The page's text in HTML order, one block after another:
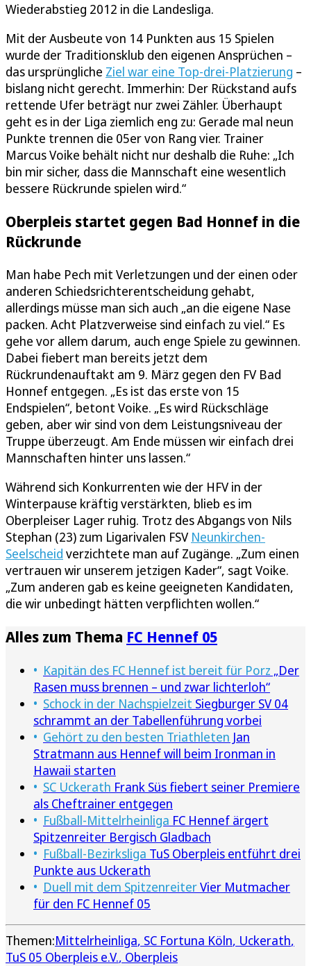
Wiederabstieg 2012 in die Landesliga.
Mit der Ausbeute von 14 Punkten aus 15 Spielen
wurde der Traditionsklub den eigenen Ansprüchen –
das ursprüngliche Ziel war eine Top-drei-Platzierung –
bislang nicht gerecht. Immerhin: Der Rückstand aufs
rettende Ufer beträgt nur zwei Zähler. Überhaupt
geht es in der Liga ziemlich eng zu: Gerade mal neun
Punkte trennen die 05er von Rang vier. Trainer
Marcus Voike behält nicht nur deshalb die Ruhe: „Ich
bin mir sicher, dass die Mannschaft eine wesentlich
bessere Rückrunde spielen wird.“
Oberpleis startet gegen Bad Honnef in die
Rückrunde
Man habe Pech mit Verletzungen und der einen oder
anderen Schiedsrichterentscheidung gehabt,
allerdings müsse man sich auch „an die eigene Nase
packen. Acht Platzverweise sind einfach zu viel.“ Es
gehe vor allem darum, auch enge Spiele zu gewinnen.
Dabei fiebert man bereits jetzt dem
Rückrundenauftakt am 9. März gegen den FV Bad
Honnef entgegen. „Es ist das erste von 15
Endspielen“, betont Voike. „Es wird Rückschläge
geben, aber wir sind von dem Leistungsniveau der
Truppe überzeugt. Am Ende müssen wir einfach drei
Mannschaften hinter uns lassen.“
Während sich Konkurrenten wie der HFV in der
Winterpause kräftig verstärkten, blieb es im
Oberpleiser Lager ruhig. Trotz des Abgangs von Nils
Stephan (23) zum Ligarivalen FSV Neunkirchen-
Seelscheid verzichtete man auf Zugänge. „Zum einen
vertrauen wir unserem jetzigen Kader“, sagt Voike.
„Zum anderen gab es keine geeigneten Kandidaten,
die wir unbedingt hätten verpflichten wollen.“
Alles zum Thema FC Hennef 05
Kapitän des FC Hennef ist bereit für Porz „Der
Rasen muss brennen – und zwar lichterloh“
Schock in der Nachspielzeit Siegburger SV 04
schrammt an der Tabellenführung vorbei
Gehört zu den besten Triathleten Jan
Stratmann aus Hennef will beim Ironman in
Hawaii starten
SC Uckerath Frank Süs fiebert seiner Premiere
als Cheftrainer entgegen
Fußball-Mittelrheinliga FC Hennef ärgert
Spitzenreiter Bergisch Gladbach
Fußball-Bezirksliga TuS Oberpleis entführt drei
Punkte aus Uckerath
Duell mit dem SpitzenreiterVier Mutmacher
für den FC Hennef 05
Themen:Mittelrheinliga SC Fortuna Köln Uckerath
TuS 05 Oberpleis e.V. Oberpleis